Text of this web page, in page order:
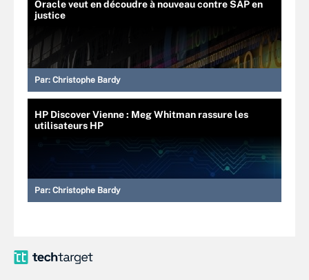
Oracle veut en découdre à nouveau contre SAP en
justice
Par: Christophe Bardy
HP Discover Vienne : Meg Whitman rassure les
utilisateurs HP
Par: Christophe Bardy